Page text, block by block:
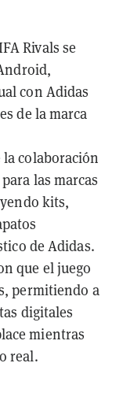
Rivals se
con Adidas
de la marca
la colaboración
las marcas
kits,
de Adidas.
que el juego
permitiendo a
digitales
mientras
real.